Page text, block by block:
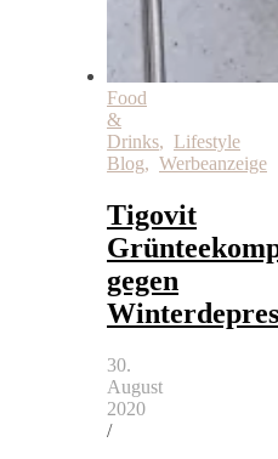
Food
&
Drinks, Lifestyle
Blog, Werbeanzeige
Tigovit
gegen
30.
August
2020
/